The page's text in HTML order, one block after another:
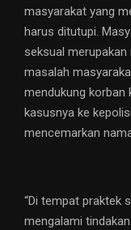
masyarakat yang
harus ditutupi.
seksual
masalah
mendukung korban
kasusnya ke
mencemarkan
“Di tempat praktek
mengalami